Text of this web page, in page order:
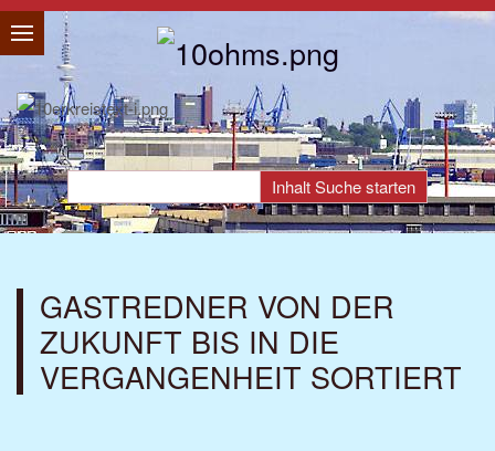
GASTREDNER VON DER
ZUKUNFT BIS IN DIE
VERGANGENHEIT SORTIERT